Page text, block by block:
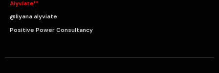
Alyviate™
@liyana.alyviate
Positive Power Consultancy